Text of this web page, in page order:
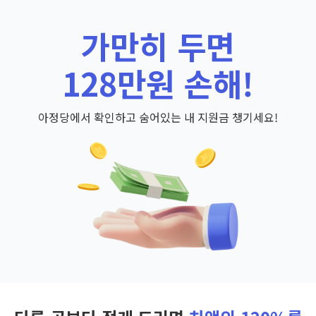
가만히 두면
128만원 손해!
아정당에서 확인하고 숨어있는 내 지원금 챙기세요!